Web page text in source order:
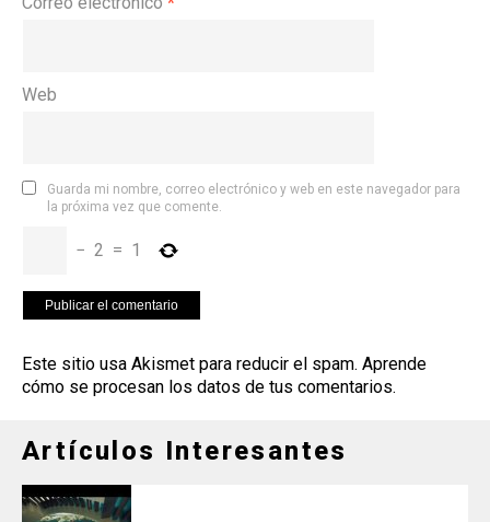
Web
Guarda mi nombre, correo electrónico y web en este navegador para
la próxima vez que comente.
− 2 = 1
Este sitio usa Akismet para reducir el spam. Aprende
cómo se procesan los datos de tus comentarios.
Artículos Interesantes